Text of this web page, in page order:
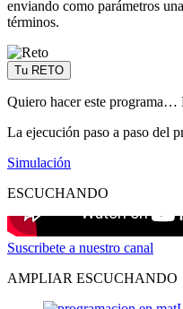
enviando como parámetros
términos.
Tu RETO
Quiero hacer este programa…
La ejecución paso a paso del
Simulación
ESCUCHANDO
Suscribete a nuestro canal
AMPLIAR ESCUCHANDO